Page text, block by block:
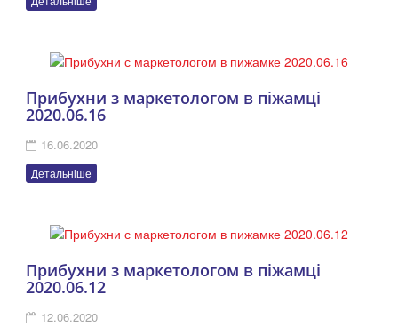
Прибухни з маркетологом в піжамці
2020.06.16
16.06.2020
Детальніше
Прибухни з маркетологом в піжамці
2020.06.12
12.06.2020